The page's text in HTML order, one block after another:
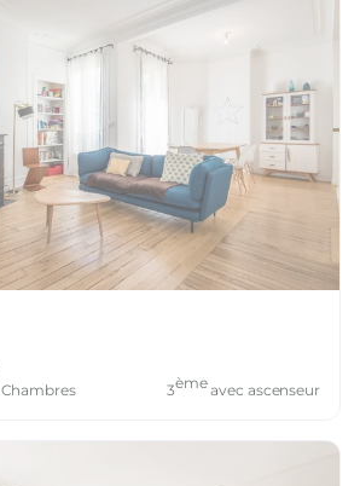
Chambres 3èmeavec ascenseur